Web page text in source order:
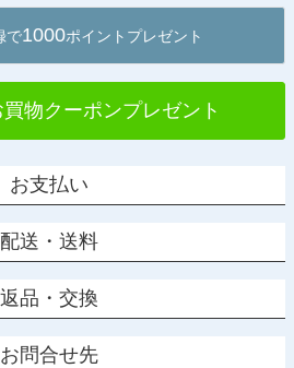
で1000ポイントプレゼント
買物クーポンプレゼント
お支払い
配送・送料
返品・交換
お問合せ先